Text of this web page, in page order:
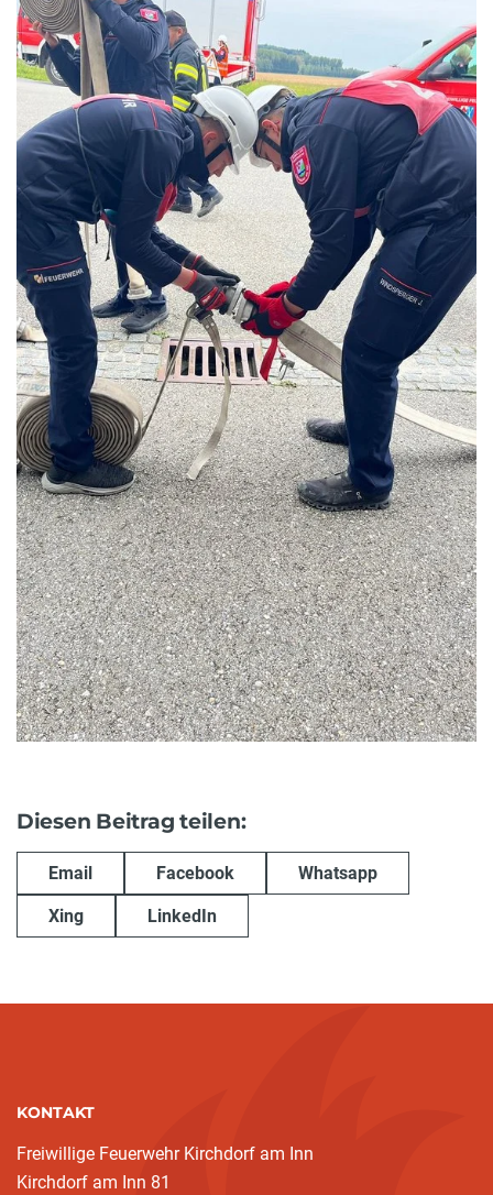
Diesen Beitrag teilen:
Email Facebook Whatsapp
Xing LinkedIn
KONTAKT
Freiwillige Feuerwehr Kirchdorf am Inn
Kirchdorf am Inn 81